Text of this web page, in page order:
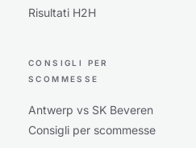
Risultati H2H
CONSIGLI PER
SCOMMESSE
Antwerp vs SK Beveren
Consigli per scommesse